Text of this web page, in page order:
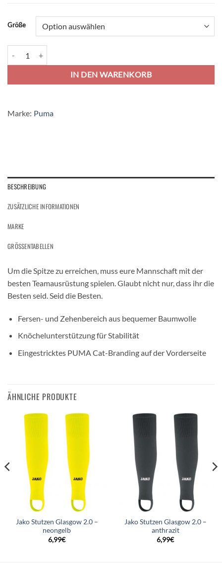
Größe
IN DEN WARENKORB
Alternative:
Marke: Puma
BESCHREIBUNG
ZUSÄTZLICHE INFORMATIONEN
MARKE
GRÖSSENTABELLEN
Um die Spitze zu erreichen, muss eure Mannschaft mit der
besten Teamausrüstung spielen. Glaubt nicht nur, dass ihr die
Besten seid. Seid die Besten.
Fersen- und Zehenbereich aus bequemer Baumwolle
Knöchelunterstützung für Stabilität
Eingestricktes PUMA Cat-Branding auf der Vorderseite
ÄHNLICHE PRODUKTE
Jako Stutzen Glasgow 2.0 –
neongelb
6,99€
Jako Stutzen Glasgow 2.0 –
anthrazit
6,99€